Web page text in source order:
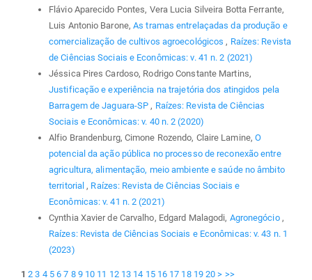
Flávio Aparecido Pontes, Vera Lucia Silveira Botta Ferrante,
Luis Antonio Barone,As tramas entrelaçadas da produção e
comercialização de cultivos agroecológicos, Raízes: Revista
de Ciências Sociais e Econômicas: v. 41 n. 2 (2021)
Jéssica Pires Cardoso, Rodrigo Constante Martins,
Justificação e experiência na trajetória dos atingidos pela
Barragem de Jaguara-SP, Raízes: Revista de Ciências
Sociais e Econômicas: v. 40 n. 2 (2020)
Alfio Brandenburg, Cimone Rozendo, Claire Lamine,O
potencial da ação pública no processo de reconexão entre
agricultura, alimentação, meio ambiente e saúde no âmbito
territorial, Raízes: Revista de Ciências Sociais e
Econômicas: v. 41 n. 2 (2021)
Cynthia Xavier de Carvalho, Edgard Malagodi, Agronegócio ,
Raízes: Revista de Ciências Sociais e Econômicas: v. 43 n. 1
(2023)
1 2 3 4 5 6 7 8 9 10 11 12 13 14 15 16 17 18 19 20 > >>